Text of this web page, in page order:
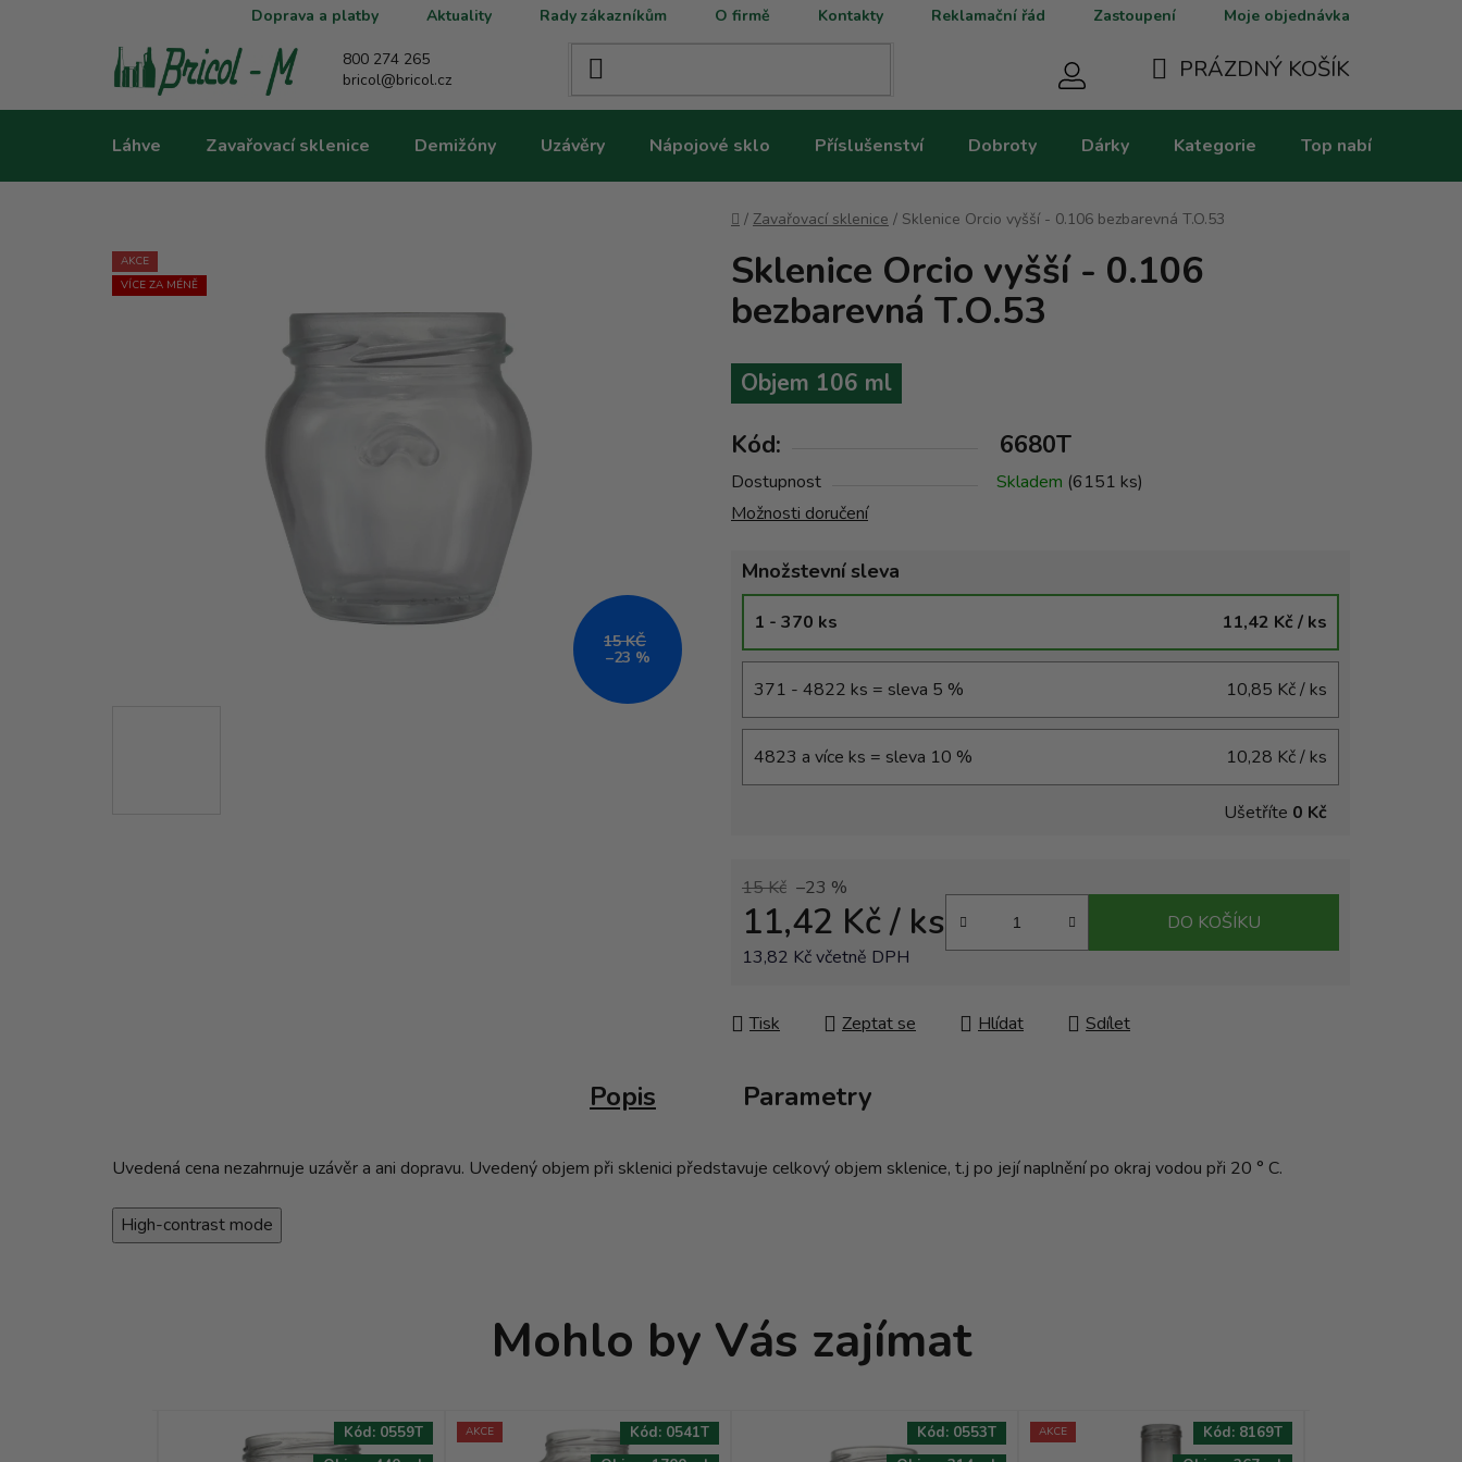
Doprava a platby Aktuality Rady zákazníkům O firmě Kontakty Reklamační řád Zastoupení Moje objednávka
800 274 265
bricol@bricol.cz
KOŠÍK
PRÁZDNÝ KOŠÍK
Láhve Zavařovací sklenice Demižóny Uzávěry Nápojové sklo Příslušenství Dobroty Dárky Kategorie Top nabídky
Domů
/ Zavařovací sklenice / Sklenice Orcio vyšší - 0.106 bezbarevná T.O.53
Sklenice Orcio vyšší - 0.106
bezbarevná T.O.53
Objem 106 ml
Kód: 6680T
Dostupnost Skladem (6151 ks)
Možnosti doručení
Množstevní sleva
1 - 370 ks 11,42 Kč/ ks
371 - 4822 ks = sleva 5 % 10,85 Kč/ ks
4823 a více ks = sleva 10 % 10,28 Kč/ ks
Ušetříte 0 Kč
15 Kč –23 %
11,42 Kč/ ks
13,82 Kč včetně DPH
DO KOŠÍKU
Tisk Zeptat se Hlídat Sdílet
AKCE
VÍCE ZA MÉNĚ
15 KČ
–23 %
Popis Parametry
Uvedená cena nezahrnuje uzávěr a ani dopravu. Uvedený objem při sklenici představuje celkový objem sklenice, t.j po její naplnění po okraj vodou při 20 ° C.
High-contrast mode
Mohlo by Vás zajímat
Kód: 0559T AKCE Kód: 0541T Kód: 0553T AKCE Kód: 8169T